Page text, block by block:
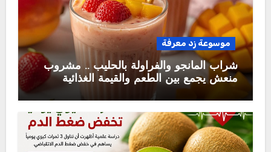
موسوعة زد معرفة
شراب المانجو والفراولة بالحليب .. مشروب
منعش يجمع بين الطعم والقيمة الغذائية